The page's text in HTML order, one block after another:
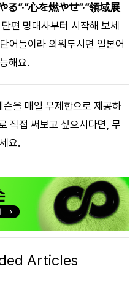
る”·”心を燃やせ”·”領域展
편 명대사부터 시작해 보세
어들이라 외워두시면 일본어
해요.
을 매일 무제한으로 제공하
직접 써보고 싶으시다면, 무
요.
Articles